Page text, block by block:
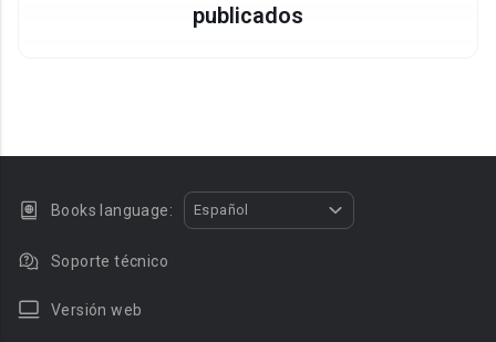
publicados
Books language: Español
Soporte técnico
Versión web